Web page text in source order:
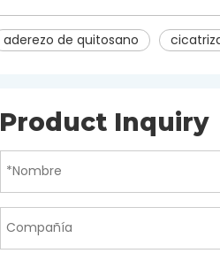
aderezo de quitosano
Product Inquiry